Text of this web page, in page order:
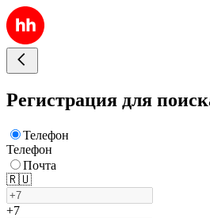
Регистрация для
Телефон
Телефон
Почта
🇷🇺
+7